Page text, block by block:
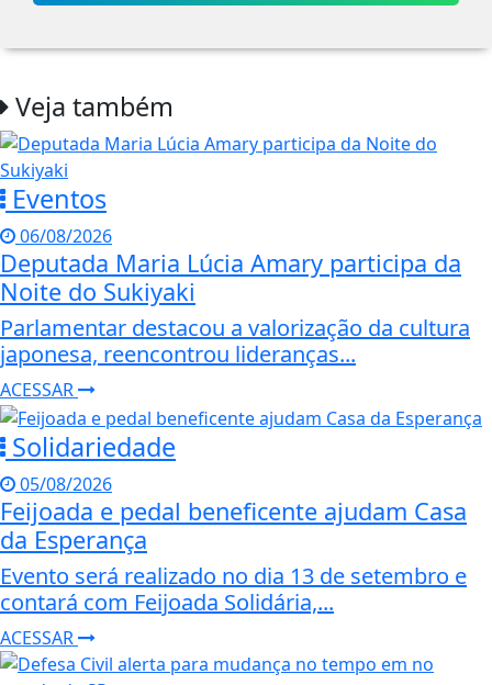
Veja também
Eventos
06/08/2026
Deputada Maria Lúcia Amary participa da
Noite do Sukiyaki
Parlamentar destacou a valorização da cultura
japonesa, reencontrou lideranças...
ACESSAR
Solidariedade
05/08/2026
Feijoada e pedal beneficente ajudam Casa
da Esperança
Evento será realizado no dia 13 de setembro e
contará com Feijoada Solidária,...
ACESSAR